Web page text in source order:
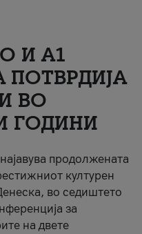
И A1
ПОТВРДИЈА
ВО
ГОДИНИ
продолжената
културен
во седиштето
за
на двете